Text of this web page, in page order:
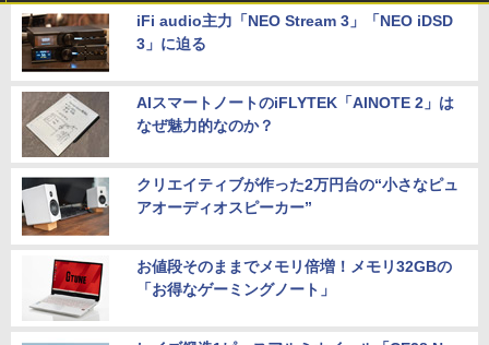
iFi audio主力「NEO Stream 3」「NEO iDSD
3」に迫る
AIスマートノートのiFLYTEK「AINOTE 2」は
なぜ魅力的なのか？
クリエイティブが作った2万円台の“小さなピュ
アオーディオスピーカー”
お値段そのままでメモリ倍増！メモリ32GBの
「お得なゲーミングノート」